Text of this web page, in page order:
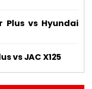
Plus vs Hyundai
vs JAC X125